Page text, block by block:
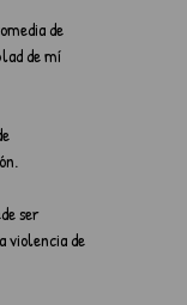
de
de mí
ser
violencia de